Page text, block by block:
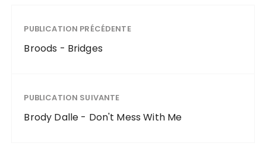
PUBLICATION PRÉCÉDENTE
Broods - Bridges
PUBLICATION SUIVANTE
Brody Dalle - Don't Mess With Me